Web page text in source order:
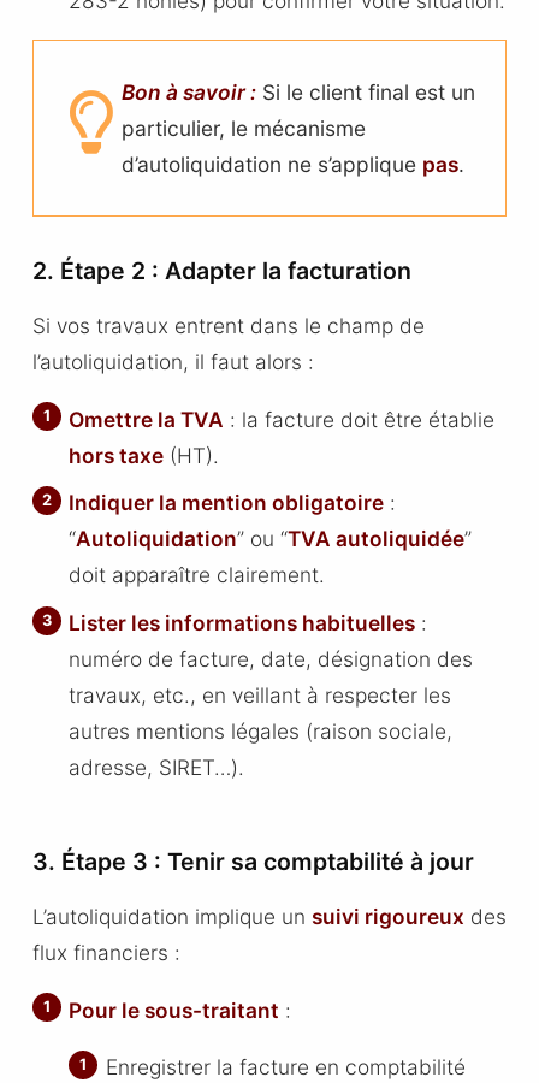
Bon à savoir : Si le client final est un
particulier, le mécanisme
d’autoliquidation ne s’applique pas.
2. Étape 2 : Adapter la facturation
Si vos travaux entrent dans le champ de
l’autoliquidation, il faut alors :
Omettre la TVA : la facture doit être établie
hors taxe (HT).
Indiquer la mention obligatoire :
“Autoliquidation” ou “TVA autoliquidée”
doit apparaître clairement.
Lister les informations habituelles :
numéro de facture, date, désignation des
travaux, etc., en veillant à respecter les
autres mentions légales (raison sociale,
adresse, SIRET…).
3. Étape 3 : Tenir sa comptabilité à jour
L’autoliquidation implique un suivi rigoureux des
flux financiers :
Pour le sous-traitant :
Enregistrer la facture en comptabilité